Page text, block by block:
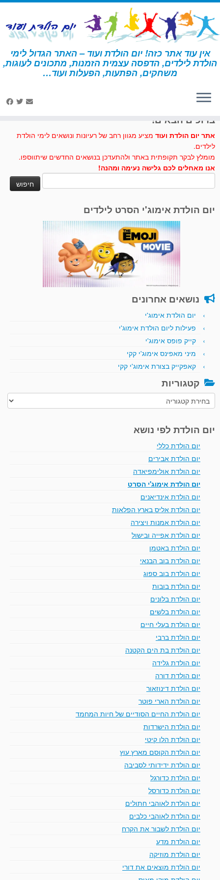
דלג
לתוכן
אין עוד אתר כזה! יום הולדת ועוד – האתר הגדול לימי
הולדת לילדים, הדפסה עצמית הזמנות, מתכונים לעוגות,
משחקים, הפתעות, הפעלות ועוד… דף הבית » חול צבעוני
ברוכים הבאים!
אתר יום הולדת ועוד מציע מגוון רחב של רעיונות ונושאים לימי הולדת
לילדים.
מומלץ לבקר תקופתית באתר ולהתעדכן בנושאים החדשים שיתווספו.
אנו מאחלים לכם גלישה נעימה ומהנה!
יום הולדת אימוג'י הסרט לילדים
נושאים אחרונים
יום הולדת אימוג'י
פעילות ליום הולדת אימוג'י
קייק פופס אימוג'י
מיני מאפינס אימוג'י קקי
קאפקייק בצורת אימוג'י קקי
קטגוריות
קטגוריות
יום הולדת לפי נושא
יום הולדת כללי
יום הולדת אבירים
יום הולדת אולימפיאדה
יום הולדת אימוג'י הסרט
יום הולדת אינדיאנים
יום הולדת אליס בארץ הפלאות
יום הולדת אמנות ויצירה
יום הולדת אפייה ובישול
יום הולדת באטמן
יום הולדת בוב הבנאי
יום הולדת בוב ספוג
יום הולדת בובות
יום הולדת בלונים
יום הולדת בלשים
יום הולדת בעלי חיים
יום הולדת ברבי
יום הולדת בת הים הקטנה
יום הולדת גלידה
יום הולדת דורה
יום הולדת דינוזאור
יום הולדת הארי פוטר
יום הולדת החיים הסודיים של חיות המחמד
יום הולדת הישרדות
יום הולדת הלו קיטי
יום הולדת הקוסם מארץ עוץ
יום הולדת ידידותי לסביבה
יום הולדת כדורגל
יום הולדת כדורסל
יום הולדת לאוהבי חתולים
יום הולדת לאוהבי כלבים
יום הולדת לשבור את הקרח
יום הולדת מדע
יום הולדת מוזיקה
יום הולדת מוצאים את דורי